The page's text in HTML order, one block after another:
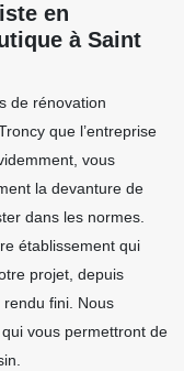
en
à Saint
de rénovation
que l’entreprise
vous
la devanture de
dans les normes.
établissement qui
projet, depuis
rendu fini. Nous
vous permettront de